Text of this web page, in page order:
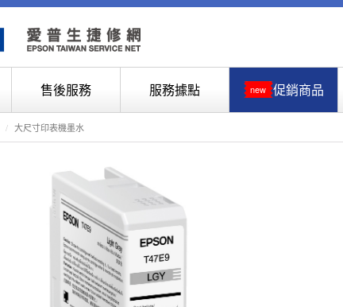
售後服務 服務據點 new 促銷商品
大尺寸印表機墨水